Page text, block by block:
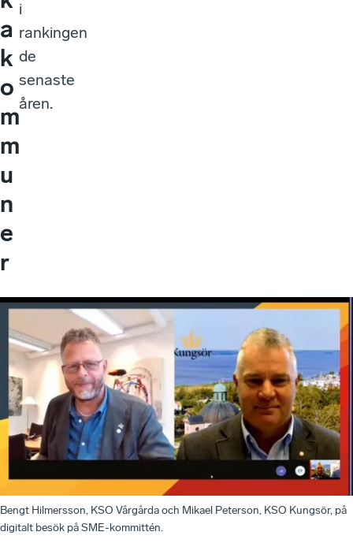
a
k
o
m
m
u
n
e
r
i
rankingen
de
senaste
åren.
Bengt Hilmersson, KSO Vårgårda och Mikael Peterson, KSO Kungsör, på
digitalt besök på SME-kommittén.